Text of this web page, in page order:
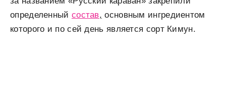
определенный состав, основным ингредиентом
которого и по сей день является сорт Кимун.